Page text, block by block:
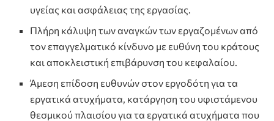
υγείας και ασφάλειας της εργασίας.
Πλήρη κάλυψη των αναγκών των εργαζομένων από
τον επαγγελματικό κίνδυνο με ευθύνη του κράτους
και αποκλειστική επιβάρυνση του κεφαλαίου.
Άμεση επίδοση ευθυνών στον εργοδότη για τα
εργατικά ατυχήματα, κατάργηση του υφιστάμενου
θεσμικού πλαισίου για τα εργατικά ατυχήματα που